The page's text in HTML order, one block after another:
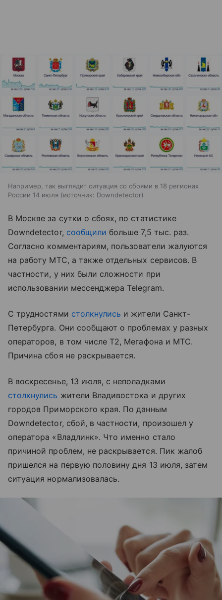
Например, так выглядит ситуация со сбоями в 18 регионах
России 14 июля
источник: Downdetector
В Москве за сутки о сбоях, по статистике
Downdetector, сообщили больше 7,5 тыс. раз.
Согласно комментариям, пользователи жалуются
на работу МТС, а также отдельных сервисов. В
частности, у них были сложности при
использовании мессенджера Telegram.
С трудностями столкнулись и жители Санкт-
Петербурга. Они сообщают о проблемах у разных
операторов, в том числе T2, Мегафона и МТС.
Причина сбоя не раскрывается.
В воскресенье, 13 июля, с неполадками
столкнулись жители Владивостока и других
городов Приморского края. По данным
Downdetector, сбой, в частности, произошел у
оператора «Владлинк». Что именно стало
причиной проблем, не раскрывается. Пик жалоб
пришелся на первую половину дня 13 июля, затем
ситуация нормализовалась.